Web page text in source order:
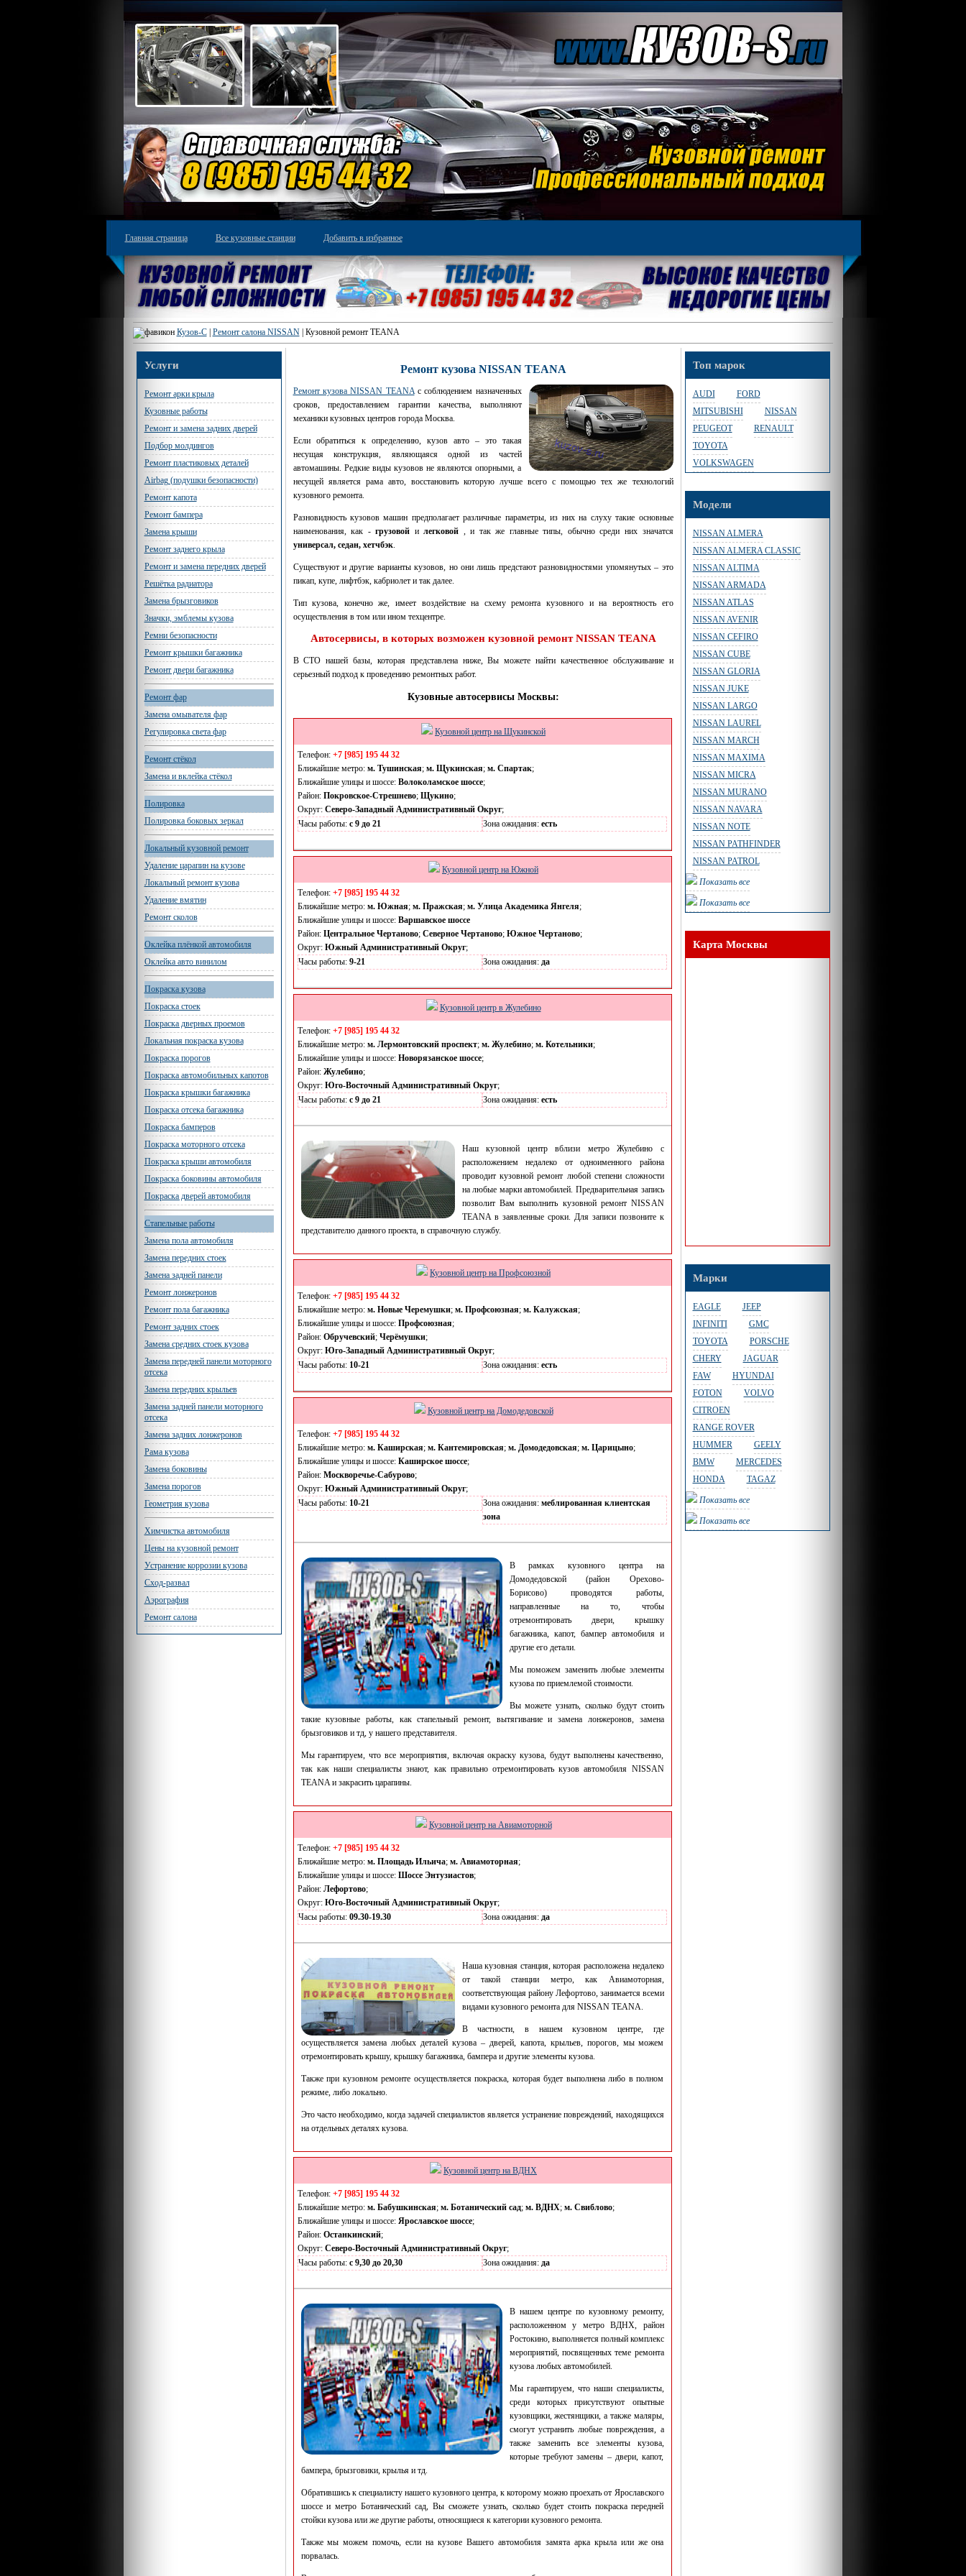
Главная страница Все кузовные станции Добавить в избранное
Кузов-С| Ремонт салона NISSAN| Кузовной ремонт TEANA
Услуги
Ремонт арки крыла
Кузовные работы
Ремонт и замена задних дверей
Подбор молдингов
Ремонт пластиковых деталей
Airbag (подушки безопасности)
Ремонт капота
Ремонт бампера
Замена крыши
Ремонт заднего крыла
Ремонт и замена передних дверей
Решётка радиатора
Замена брызговиков
Значки, эмблемы кузова
Ремни безопасности
Ремонт крышки багажника
Ремонт двери багажника
Ремонт фар
Замена омывателя фар
Регулировка света фар
Ремонт стёкол
Замена и вклейка стёкол
Полировка
Полировка боковых зеркал
Локальный кузовной ремонт
Удаление царапин на кузове
Локальный ремонт кузова
Удаление вмятин
Ремонт сколов
Оклейка плёнкой автомобиля
Оклейка авто винилом
Покраска кузова
Покраска стоек
Покраска дверных проемов
Локальная покраска кузова
Покраска порогов
Покраска автомобильных капотов
Покраска крышки багажника
Покраска отсека багажника
Покраска бамперов
Покраска моторного отсека
Покраска крыши автомобиля
Покраска боковины автомобиля
Покраска дверей автомобиля
Стапельные работы
Замена пола автомобиля
Замена передних стоек
Замена задней панели
Ремонт лонжеронов
Ремонт пола багажника
Ремонт задних стоек
Замена средних стоек кузова
Замена передней панели моторного
отсека
Замена передних крыльев
Замена задней панели моторного
отсека
Замена задних лонжеронов
Рама кузова
Замена боковины
Замена порогов
Геометрия кузова
Химчистка автомобиля
Цены на кузовной ремонт
Устранение коррозии кузова
Сход-развал
Аэрография
Ремонт салона
Ремонт кузова NISSAN TEANA
Ремонт кузова NISSAN TEANAс соблюдением назначенных
сроков, предоставлением гарантии качества, выполняют
механики кузовных центров города Москва.
Если обратиться к определению, кузов авто – это такая
несущая конструкция, являющаяся одной из частей
автомашины. Редкие виды кузовов не являются опорными, а
несущей является рама авто, восстановить которую лучше всего с помощью тех же технологий
кузовного ремонта.
Разновидность кузовов машин предполагает различные параметры, из них на слуху такие основные
наименования, как -грузовой илегковой , и так же главные типы, обычно среди них значатся
универсал, седан, хетчбэк.
Существуют и другие варианты кузовов, но они лишь предстают разновидностями упомянутых – это
пикап, купе, лифтбэк, кабриолет и так далее.
Тип кузова, конечно же, имеет воздействие на схему ремонта кузовного и на вероятность его
осуществления в том или ином техцентре.
Автосервисы, в которых возможен кузовной ремонт NISSAN TEANA
В СТО нашей базы, которая представлена ниже, Вы можете найти качественное обслуживание и
серьезный подход к проведению ремонтных работ.
Кузовные автосервисы Москвы:
Кузовной центр на Щукинской
Телефон: +7 [985] 195 44 32
Ближайшие метро: м. Тушинская; м. Щукинская; м. Спартак;
Ближайшие улицы и шоссе: Волоколамское шоссе;
Район: Покровское-Стрешнево; Щукино;
Округ: Северо-Западный Административный Округ;
Часы работы: с 9 до 21 Зона ожидания: есть
Кузовной центр на Южной
Телефон: +7 [985] 195 44 32
Ближайшие метро: м. Южная; м. Пражская; м. Улица Академика Янгеля;
Ближайшие улицы и шоссе: Варшавское шоссе
Район: Центральное Чертаново; Северное Чертаново; Южное Чертаново;
Округ: Южный Административный Округ;
Часы работы: 9-21 Зона ожидания: да
Кузовной центр в Жулебино
Телефон: +7 [985] 195 44 32
Ближайшие метро: м. Лермонтовский проспект; м. Жулебино; м. Котельники;
Ближайшие улицы и шоссе: Новорязанское шоссе;
Район: Жулебино;
Округ: Юго-Восточный Административный Округ;
Часы работы: с 9 до 21 Зона ожидания: есть
Наш кузовной центр вблизи метро Жулебино с
расположением недалеко от одноименного района
проводит кузовной ремонт любой степени сложности
на любые марки автомобилей. Предварительная запись
позволит Вам выполнить кузовной ремонт NISSAN
TEANA в заявленные сроки. Для записи позвоните к
представителю данного проекта, в справочную службу.
Кузовной центр на Профсоюзной
Телефон: +7 [985] 195 44 32
Ближайшие метро: м. Новые Черемушки; м. Профсоюзная; м. Калужская;
Ближайшие улицы и шоссе: Профсоюзная;
Район: Обручевский; Черёмушки;
Округ: Юго-Западный Административный Округ;
Часы работы: 10-21 Зона ожидания: есть
Кузовной центр на Домодедовской
Телефон: +7 [985] 195 44 32
Ближайшие метро: м. Каширская; м. Кантемировская; м. Домодедовская; м. Царицыно;
Ближайшие улицы и шоссе: Каширское шоссе;
Район: Москворечье-Сабурово;
Округ: Южный Административный Округ;
Часы работы: 10-21 Зона ожидания: меблированная клиентская
зона
В рамках кузовного центра на
Домодедовской (район Орехово-
Борисово) проводятся работы,
направленные на то, чтобы
отремонтировать двери, крышку
багажника, капот, бампер автомобиля и
другие его детали.
Мы поможем заменить любые элементы
кузова по приемлемой стоимости.
Вы можете узнать, сколько будут стоить
такие кузовные работы, как стапельный ремонт, вытягивание и замена лонжеронов, замена
брызговиков и тд, у нашего представителя.
Мы гарантируем, что все мероприятия, включая окраску кузова, будут выполнены качественно,
так как наши специалисты знают, как правильно отремонтировать кузов автомобиля NISSAN
TEANA и закрасить царапины.
Кузовной центр на Авиамоторной
Телефон: +7 [985] 195 44 32
Ближайшие метро: м. Площадь Ильича; м. Авиамоторная;
Ближайшие улицы и шоссе: Шоссе Энтузиастов;
Район: Лефортово;
Округ: Юго-Восточный Административный Округ;
Часы работы: 09.30-19.30 Зона ожидания: да
Наша кузовная станция, которая расположена недалеко
от такой станции метро, как Авиамоторная,
соответствующая району Лефортово, занимается всеми
видами кузовного ремонта для NISSAN TEANA.
В частности, в нашем кузовном центре, где
осуществляется замена любых деталей кузова – дверей, капота, крыльев, порогов, мы можем
отремонтировать крышу, крышку багажника, бампера и другие элементы кузова.
Также при кузовном ремонте осуществляется покраска, которая будет выполнена либо в полном
режиме, либо локально.
Это часто необходимо, когда задачей специалистов является устранение повреждений, находящихся
на отдельных деталях кузова.
Кузовной центр на ВДНХ
Телефон: +7 [985] 195 44 32
Ближайшие метро: м. Бабушкинская; м. Ботанический сад; м. ВДНХ; м. Свиблово;
Ближайшие улицы и шоссе: Ярославское шоссе;
Район: Останкинский;
Округ: Северо-Восточный Административный Округ;
Часы работы: с 9,30 до 20,30 Зона ожидания: да
В нашем центре по кузовному ремонту,
расположенном у метро ВДНХ, район
Ростокино, выполняется полный комплекс
мероприятий, посвященных теме ремонта
кузова любых автомобилей.
Мы гарантируем, что наши специалисты,
среди которых присутствуют опытные
кузовщики, жестянщики, а также маляры,
смогут устранить любые повреждения, а
также заменить все элементы кузова,
которые требуют замены – двери, капот,
бампера, брызговики, крылья и тд.
Обратившись к специалисту нашего кузовного центра, к которому можно проехать от Ярославского
шоссе и метро Ботанический сад, Вы сможете узнать, сколько будет стоить покраска передней
стойки кузова или же другие работы, относящиеся к категории кузовного ремонта.
Также мы можем помочь, если на кузове Вашего автомобиля замята арка крыла или же она
порвалась.
Топ марок
AUDI
FORD
MITSUBISHI
NISSAN
PEUGEOT
RENAULT
TOYOTA
VOLKSWAGEN
Модели
NISSAN ALMERA
NISSAN ALMERA CLASSIC
NISSAN ALTIMA
NISSAN ARMADA
NISSAN ATLAS
NISSAN AVENIR
NISSAN CEFIRO
NISSAN CUBE
NISSAN GLORIA
NISSAN JUKE
NISSAN LARGO
NISSAN LAUREL
NISSAN MARCH
NISSAN MAXIMA
NISSAN MICRA
NISSAN MURANO
NISSAN NAVARA
NISSAN NOTE
NISSAN PATHFINDER
NISSAN PATROL
Показать все
Показать все
Карта Москвы
Марки
EAGLE
JEEP
INFINITI
GMC
TOYOTA
PORSCHE
CHERY
JAGUAR
FAW
HYUNDAI
FOTON
VOLVO
CITROEN
RANGE ROVER
HUMMER
GEELY
BMW
MERCEDES
HONDA
TAGAZ
Показать все
Показать все